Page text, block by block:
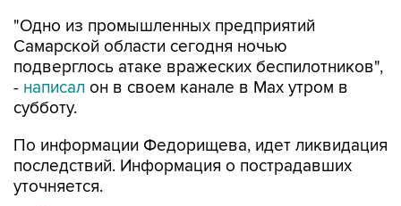
"Одно из промышленных предприятий
Самарской области сегодня ночью
подверглось атаке вражеских беспилотников",
- написал он в своем канале в Max утром в
субботу.
По информации Федорищева, идет ликвидация
последствий. Информация о пострадавших
уточняется.